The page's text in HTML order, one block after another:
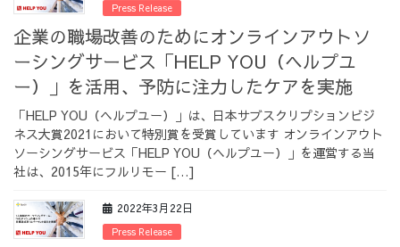
メンバー 会社概要
サービス
採用情報
Press Release
企業の職場改善のためにオンラインアウトソ
ーシングサービス「HELP YOU（ヘルプユ
ー）」を活用、予防に注力したケアを実施
「HELP YOU（ヘルプユー）」は、日本サブスクリプションビジ
ネス大賞2021において特別賞を受賞しています オンラインアウト
ソーシングサービス「HELP YOU（ヘルプユー）」を運営する当
社は、2015年にフルリモー […]
2022年3月22日
Press Release